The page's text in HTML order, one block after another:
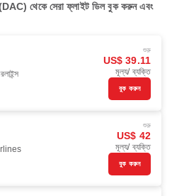
(DAC) থেকে সেরা ফ্লাইট ডিল বুক করুন এবং
শুরু
US$ 39.11
মূল্য/ ব্যক্তি
বুক করুন
শুরু
US$ 42
মূল্য/ ব্যক্তি
বুক করুন